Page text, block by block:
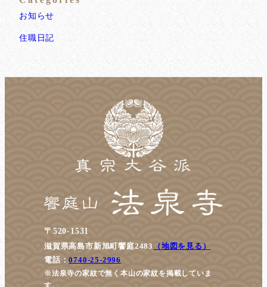
お知らせ
住職日記
〒520-1531
滋賀県高島市新旭町饗庭2483
（地図を見る）
電話：0740-25-2996
※法泉寺の家紋で無く本山の家紋を掲載していま
す。